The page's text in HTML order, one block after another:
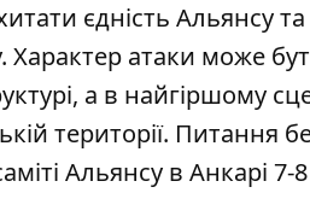
єдність Альянсу
Характер атаки може
а в найгіршому
території. Питання
Альянсу в Анкарі 7-